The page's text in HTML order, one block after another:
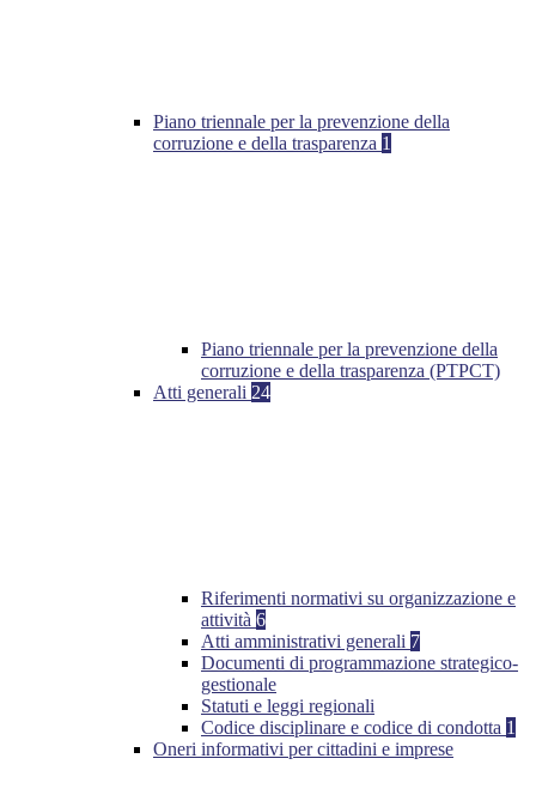
Piano triennale per la prevenzione della
corruzione e della trasparenza 1
Piano triennale per la prevenzione della
corruzione e della trasparenza (PTPCT)
Atti generali 24
Riferimenti normativi su organizzazione e
attività 6
Atti amministrativi generali 7
Documenti di programmazione strategico-
gestionale
Statuti e leggi regionali
Codice disciplinare e codice di condotta 1
Oneri informativi per cittadini e imprese